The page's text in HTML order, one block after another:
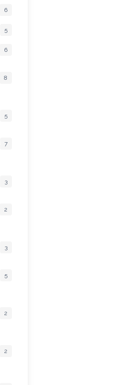
6
5
6
8
5
7
3
2
3
5
2
2